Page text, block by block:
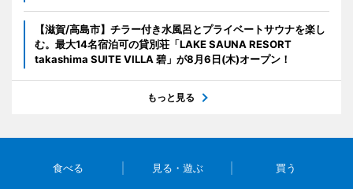
【滋賀/高島市】チラー付き水風呂とプライベートサウナを楽し
む。最大14名宿泊可の貸別荘「LAKE SAUNA RESORT
takashima SUITE VILLA 碧」が8月6日(木)オープン！
もっと見る
食べる 見る・遊ぶ 買う